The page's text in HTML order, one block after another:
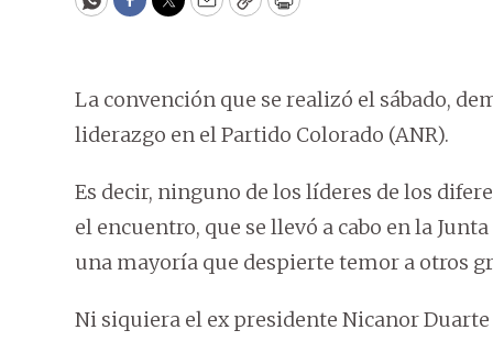
WhatsApp
Facebook
Twitter
EmailCopyPrint
La convención que se realizó el sábado,
liderazgo en el Partido Colorado (ANR).
Es decir, ninguno de los líderes de los
el encuentro, que se llevó a cabo en la
una mayoría que despierte temor a otros
Ni siquiera el ex presidente Nicanor